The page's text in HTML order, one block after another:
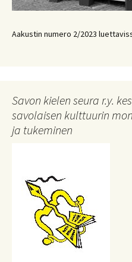
Aakustin numero 2/2023
Savon kielen seura r.y.
savolaisen kulttuurin
ja tukeminen